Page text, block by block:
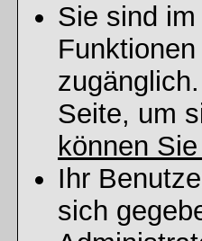
Sie sind
Seite, um
können
Ihr
sich